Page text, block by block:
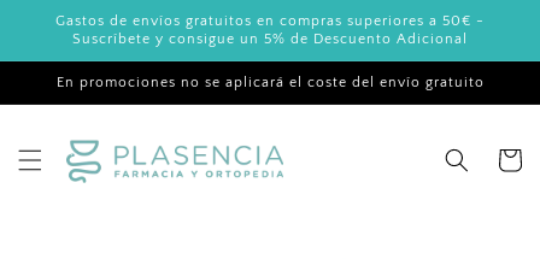
directamente
al contenido
Gastos de envíos gratuitos en compras superiores a 50€ -
Suscríbete y consigue un 5% de Descuento Adicional
En promociones no se aplicará el coste del envío gratuito
Carrito